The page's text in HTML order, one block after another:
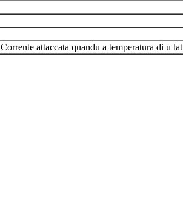
Corrente attaccata quandu a temperatura di u